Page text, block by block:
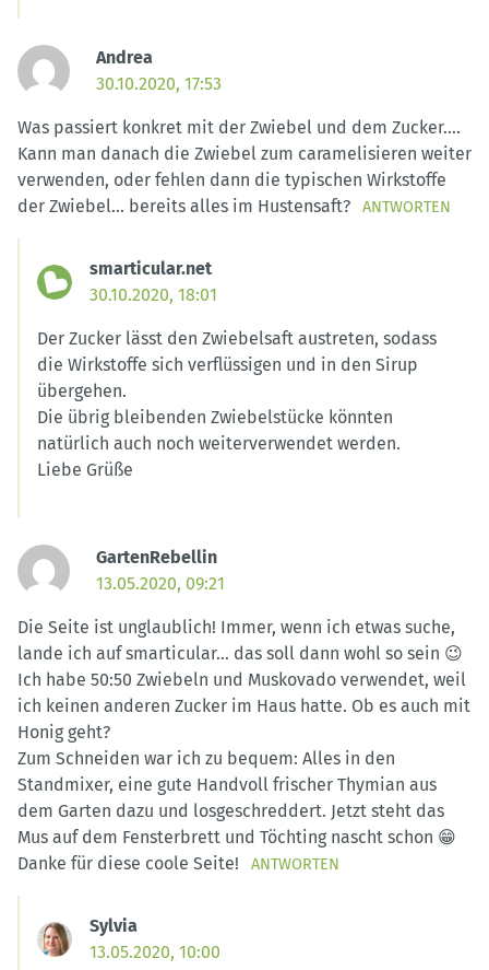
Andrea
30.10.2020, 17:53
Was passiert konkret mit der Zwiebel und dem Zucker….
Kann man danach die Zwiebel zum caramelisieren weiter
verwenden, oder fehlen dann die typischen Wirkstoffe
der Zwiebel… bereits alles im Hustensaft?
ANTWORTEN
smarticular.net
30.10.2020, 18:01
Der Zucker lässt den Zwiebelsaft austreten, sodass
die Wirkstoffe sich verflüssigen und in den Sirup
übergehen.
Die übrig bleibenden Zwiebelstücke könnten
natürlich auch noch weiterverwendet werden.
Liebe Grüße
GartenRebellin
13.05.2020, 09:21
Die Seite ist unglaublich! Immer, wenn ich etwas suche,
lande ich auf smarticular… das soll dann wohl so sein 😉
Ich habe 50:50 Zwiebeln und Muskovado verwendet, weil
ich keinen anderen Zucker im Haus hatte. Ob es auch mit
Honig geht?
Zum Schneiden war ich zu bequem: Alles in den
Standmixer, eine gute Handvoll frischer Thymian aus
dem Garten dazu und losgeschreddert. Jetzt steht das
Mus auf dem Fensterbrett und Töchting nascht schon 😁
Danke für diese coole Seite!
ANTWORTEN
Sylvia
13.05.2020, 10:00